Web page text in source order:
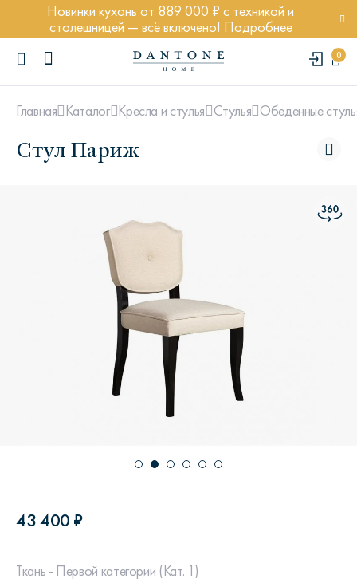
Новинки кухонь от 889 000 ₽ с техникой и
столешницей — всё включено! Подробнее
0
Диван Марсель
Кровать Ньюбери
Главная Каталог Кресла и стулья Стулья Обеденные
Стул Париж
43 400 ₽
Ткань - Первой категории (Кат. 1)